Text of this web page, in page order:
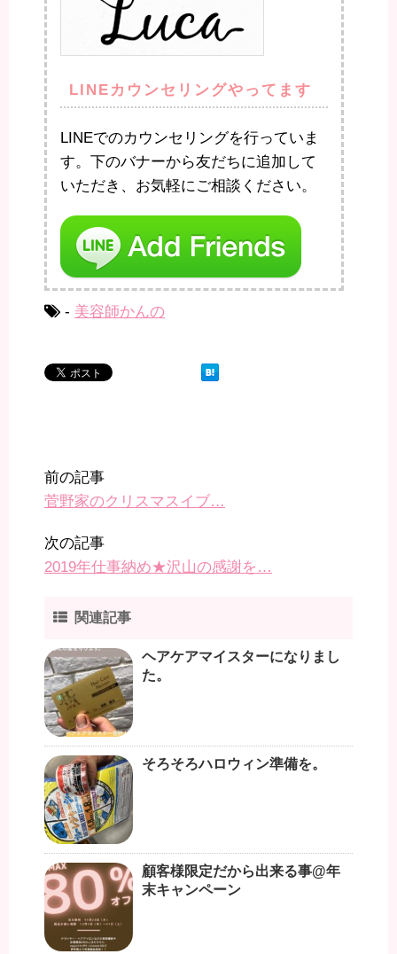
LINEカウンセリングやってます
LINEでのカウンセリングを行っていま
す。下のバナーから友だちに追加して
いただき、お気軽にご相談ください。
- 美容師かんの
前の記事
菅野家のクリスマスイブ…
次の記事
2019年仕事納め★沢山の感謝を…
関連記事
ヘアケアマイスターになりまし
た。
そろそろハロウィン準備を。
顧客様限定だから出来る事@年
末キャンペーン